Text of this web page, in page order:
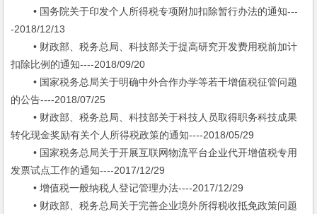
• 国务院关于印发个人所得税专项附加扣除暂行办法的通知---
-2018/12/13
• 财政部、税务总局、科技部关于提高研究开发费用税前加计
扣除比例的通知----2018/09/20
• 国家税务总局关于明确中外合作办学等若干增值税征管问题
的公告----2018/07/25
• 财政部、税务总局、科技部关于科技人员取得职务科技成果
转化现金奖励有关个人所得税政策的通知----2018/05/29
• 国家税务总局关于开展互联网物流平台企业代开增值税专用
发票试点工作的通知----2017/12/29
• 增值税一般纳税人登记管理办法----2017/12/29
• 财政部、税务总局关于完善企业境外所得税收抵免政策问题